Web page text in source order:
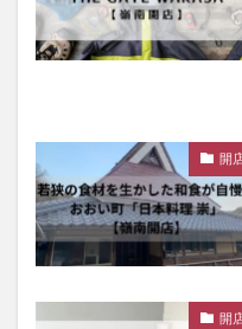
開
開